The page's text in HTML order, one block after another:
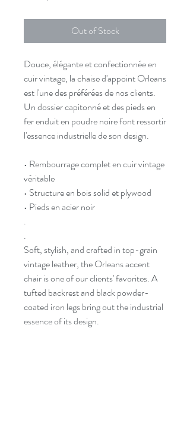
Out of Stock
Douce, élégante et confectionnée en
cuir vintage, la chaise d'appoint Orleans
est l'une des préférées de nos clients.
Un dossier capitonné et des pieds en
fer enduit en poudre noire font ressortir
l'essence industrielle de son design.
• Rembourrage complet en cuir vintage
véritable
• Structure en bois solid et plywood
• Pieds en acier noir
.
.
Soft, stylish, and crafted in top-grain
vintage leather, the Orleans accent
chair is one of our clients' favorites. A
tufted backrest and black powder-
coated iron legs bring out the industrial
essence of its design.